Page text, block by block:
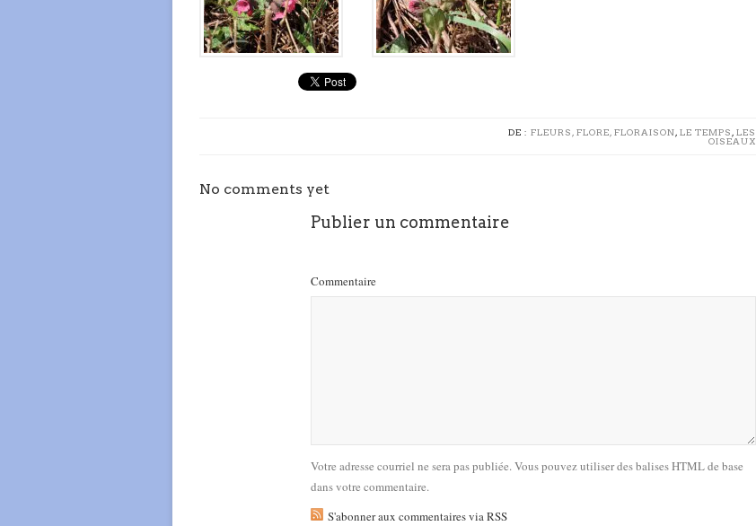
DE : FLEURS, FLORE, FLORAISON, LE TEMPS , LES
OISEAUX
No comments yet
Publier un commentaire
Commentaire
Votre adresse courriel ne sera pas publiée. Vous pouvez utiliser des balises HTML de base
dans votre commentaire.
S'abonner aux commentaires via RSS